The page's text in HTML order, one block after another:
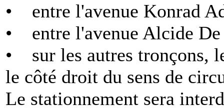
• entre l'avenue Konrad
• entre l'avenue Alcide De
• sur les autres tronçons,
le côté droit du sens de
Le stationnement sera